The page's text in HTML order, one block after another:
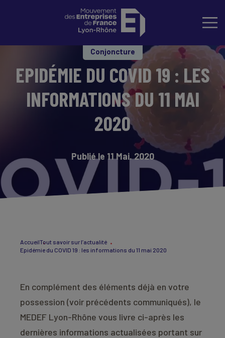
Conjoncture
EPIDÉMIE DU COVID 19 : LES
INFORMATIONS DU 11 MAI
2020
Publié le 11 Mai. 2020
AccueilTout savoir sur l’actualité
Epidémie du COVID 19 : les informations du 11 mai 2020
En complément des éléments déjà en votre
possession (voir précédents communiqués), le
MEDEF Lyon-Rhône vous livre ci-après les
dernières informations actualisées portant sur